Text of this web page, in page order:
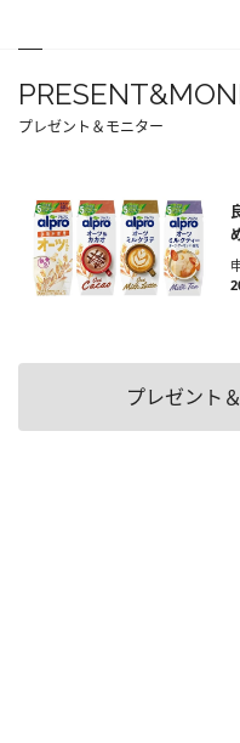
プレゼント＆モニター
プレゼント